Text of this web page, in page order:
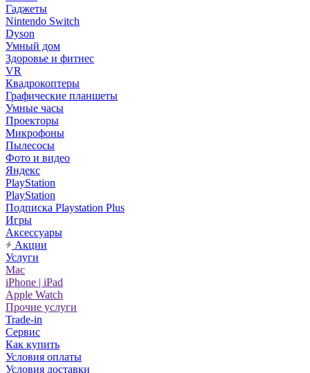
Гаджеты
Nintendo Switch
Dyson
Умный дом
Здоровье и фитнес
VR
Квадрокоптеры
Графические планшеты
Умные часы
Проекторы
Микрофоны
Пылесосы
Фото и видео
Яндекс
PlayStation
PlayStation
Подписка Playstation Plus
Игры
Аксессуары
Акции
Услуги
Mac
iPhone | iPad
Apple Watch
Прочие услуги
Trade-in
Сервис
Как купить
Условия оплаты
Условия доставки